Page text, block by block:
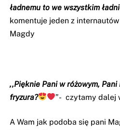
ładnemu to we wszystkim
komentuje jeden z
Magdy
,,Pięknie Pani w różowym, Pani
fryzura?
”- czytamy dalej
A Wam jak podoba się pani